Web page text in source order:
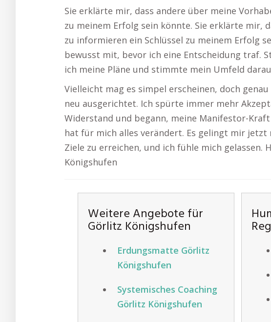
Sie erklärte mir, dass andere über meine
zu meinem Erfolg sein könnte. Sie erklärte mir,
zu informieren ein Schlüssel zu meinem Erfolg
bewusst mit, bevor ich eine Entscheidung traf.
ich meine Pläne und stimmte mein Umfeld
Vielleicht mag es simpel erscheinen, doch
neu ausgerichtet. Ich spürte immer mehr
Widerstand und begann, meine Manifestor-
hat für mich alles verändert. Es gelingt mir jetzt
Ziele zu erreichen, und ich fühle mich gelassen.
Königshufen
Weitere Angebote für
Görlitz Königshufen
Erdungsmatte Görlitz
Königshufen
Systemisches Coaching
Görlitz Königshufen